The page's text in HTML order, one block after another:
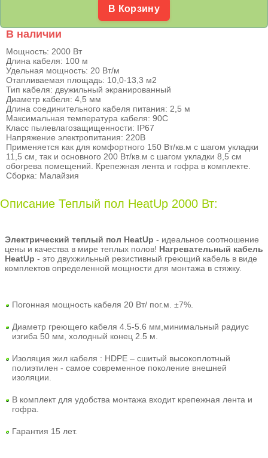
В Корзину
В наличии
Мощность: 2000 Вт
Длина кабеля: 100 м
Удельная мощность: 20 Вт/м
Отапливаемая площадь: 10,0-13,3 м2
Тип кабеля: двужильный экранированный
Диаметр кабеля: 4,5 мм
Длина соединительного кабеля питания: 2,5 м
Максимальная температура кабеля: 90С
Класс пылевлагозащищенности: IP67
Напряжение электропитания: 220В
Применяется как для комфортного 150 Вт/кв.м с шагом укладки
11,5 см, так и основного 200 Вт/кв.м с шагом укладки 8,5 см
обогрева помещений. Крепежная лента и гофра в комплекте.
Сборка: Малайзия
Описание Теплый пол HeatUp 2000 Вт:
Электрический теплый пол HeatUp - идеальное соотношение
цены и качества в мире теплых полов! Нагревательный кабель
HeatUp - это двухжильный резистивный греющий кабель в виде
комплектов определенной мощности для монтажа в стяжку.
Погонная мощность кабеля 20 Вт/ пог.м. ±7%.
Диаметр греющего кабеля 4.5-5.6 мм,минимальный радиус
изгиба 50 мм, холодный конец 2.5 м.
Изоляция жил кабеля : HDPE – сшитый высокоплотный
полиэтилен - самое современное поколение внешней
изоляции.
В комплект для удобства монтажа входит крепежная лента и
гофра.
Гарантия 15 лет.